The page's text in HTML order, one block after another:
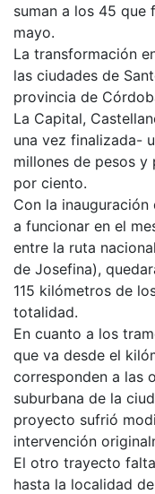
suman a los 45 que
mayo.
La transformación
las ciudades de
provincia de
La Capital,
una vez finalizada-
millones de pesos y
por ciento.
Con la
a funcionar en el
entre la ruta
de Josefina),
115 kilómetros de
totalidad.
En cuanto a los
que va desde el
corresponden a las
suburbana de la
proyecto sufrió
intervención
El otro trayecto
hasta la localidad